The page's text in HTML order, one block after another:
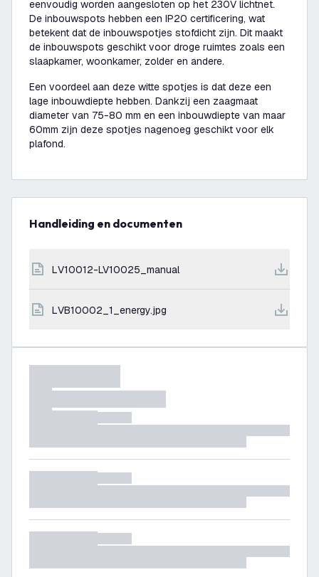
eenvoudig worden aangesloten op het 230V lichtnet.
De inbouwspots hebben een IP20 certificering, wat
betekent dat de inbouwspotjes stofdicht zijn. Dit maakt
de inbouwspots geschikt voor droge ruimtes zoals een
slaapkamer, woonkamer, zolder en andere.
Een voordeel aan deze witte spotjes is dat deze een
lage inbouwdiepte hebben. Dankzij een zaagmaat
diameter van 75-80 mm en een inbouwdiepte van maar
60mm zijn deze spotjes nagenoeg geschikt voor elk
plafond.
Handleiding en documenten
LV10012-LV10025_manual
LVB10002_1_energy.jpg